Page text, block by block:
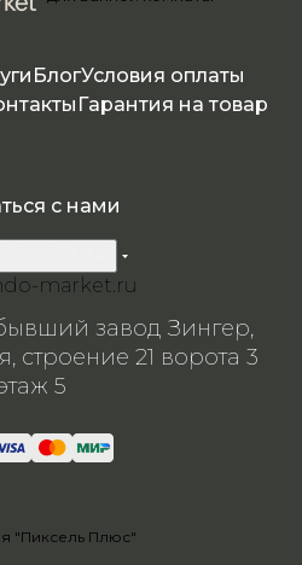
БлогУсловия оплаты
Гарантия на товар
с нами
market.ru
завод Зингер,
строение 21 ворота 3
5
"Пиксель Плюс"